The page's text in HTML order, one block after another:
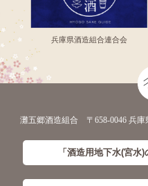
兵庫県酒造組合連合会
灘五郷酒造組合 〒658-0046 兵庫
「酒造用地下水(宮水